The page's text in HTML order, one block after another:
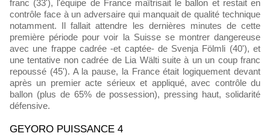
franc (33'), l'équipe de France maîtrisait le ballon et restait en
contrôle face à un adversaire qui manquait de qualité technique
notamment. Il fallait attendre les dernières minutes de cette
première période pour voir la Suisse se montrer dangereuse
avec une frappe cadrée -et captée- de Svenja Fölmli (40'), et
une tentative non cadrée de Lia Wälti suite à un un coup franc
repoussé (45'). A la pause, la France était logiquement devant
après un premier acte sérieux et appliqué, avec contrôle du
ballon (plus de 65% de possession), pressing haut, solidarité
défensive.
GEYORO PUISSANCE 4